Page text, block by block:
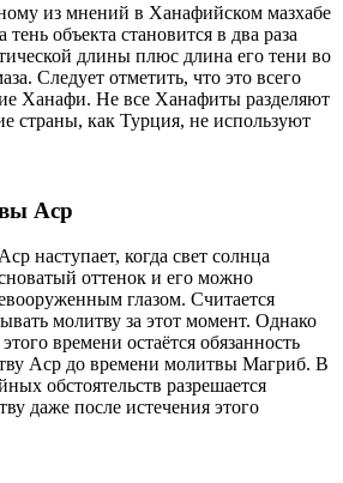
из мнений в Ханафийском мазхабе
тень объекта становится в два раза
длины плюс длина его тени во
Следует отметить, что это всего
Ханафи. Не все Ханафиты разделяют
страны, как Турция, не используют
Аср
наступает, когда свет солнца
оттенок и его можно
глазом. Считается
молитву за этот момент. Однако
времени остаётся обязанность
Аср до времени молитвы Магриб. В
обстоятельств разрешается
даже после истечения этого